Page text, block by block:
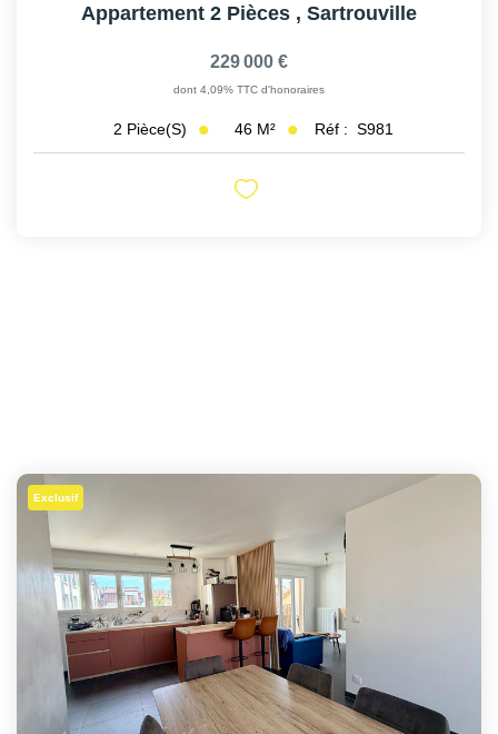
Appartement 2 Pièces , Sartrouville
229 000 €
dont 4,09% TTC d'honoraires
2 Pièce(s) 46 M² Réf : S981
Exclusif